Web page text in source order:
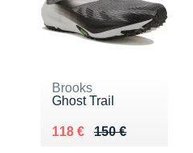
Brooks
Ghost Trail
150 €
Au lieu de 150 €
118 €
Vendu 118 €